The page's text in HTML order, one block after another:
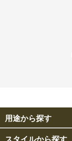
用途から探す
スタイルから探す